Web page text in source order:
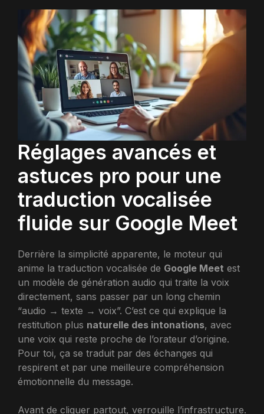
Réglages avancés et
astuces pro pour une
traduction vocalisée
fluide sur Google Meet
Derrière la simplicité apparente, le moteur qui
anime la traduction vocalisée de Google Meet est
un modèle de génération audio qui traite la voix
directement, sans passer par un long chemin
“audio → texte → voix”. C’est ce qui explique la
restitution plus naturelle des intonations, avec
une voix qui reste proche de l’orateur d’origine.
Pour toi, ça se traduit par des échanges qui
respirent et par une meilleure compréhension
émotionnelle du message.
Avant de cliquer partout, verrouille l’infrastructure.